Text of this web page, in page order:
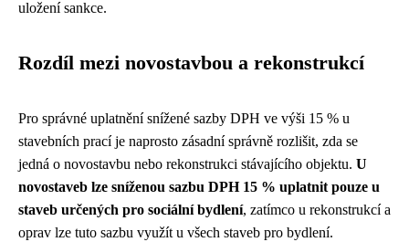
uložení sankce.
Rozdíl mezi novostavbou a rekonstrukcí
Pro správné uplatnění snížené sazby DPH ve výši 15 % u
stavebních prací je naprosto zásadní správně rozlišit, zda se
jedná o novostavbu nebo rekonstrukci stávajícího objektu. U
novostaveb lze sníženou sazbu DPH 15 % uplatnit pouze u
staveb určených pro sociální bydlení, zatímco u rekonstrukcí a
oprav lze tuto sazbu využít u všech staveb pro bydlení.